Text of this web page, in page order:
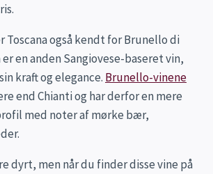
Toscana også kendt for Brunello di
en anden Sangiovese-baseret vin,
kraft og elegance. Brunello-vinene
end Chianti og har derfor en mere
med noter af mørke bær,
dyrt, men når du finder disse vine på